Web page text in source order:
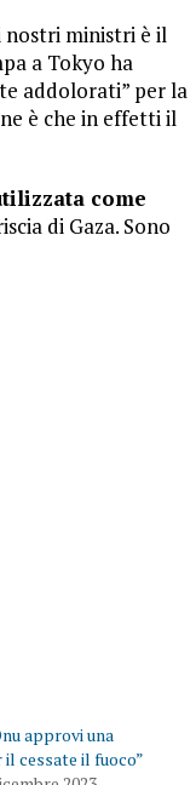
nostri ministri è il
a Tokyo ha
addolorati” per la
è che in effetti il
come
di Gaza. Sono
approvi una
cessate il fuoco”